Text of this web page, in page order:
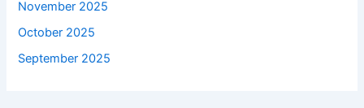
November 2025
October 2025
September 2025